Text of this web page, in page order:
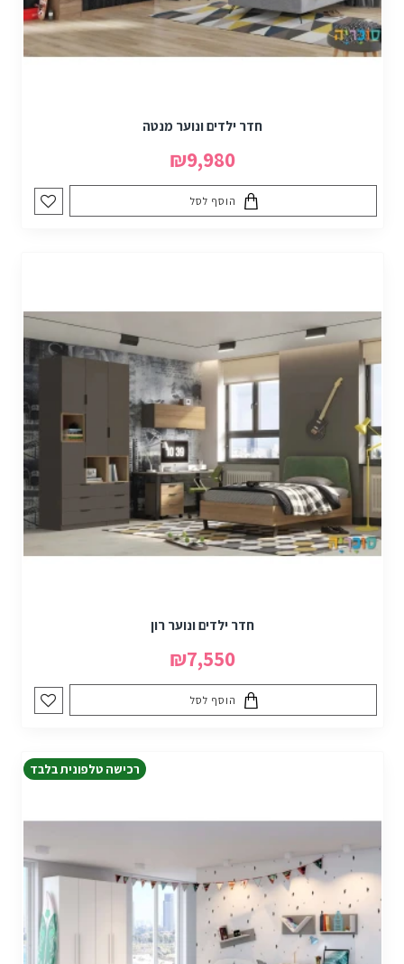
חדר ילדים ונוער מנטה
₪9,980
הוסף לסל
חדר ילדים ונוער רון
₪7,550
הוסף לסל
רכישה טלפונית בלבד